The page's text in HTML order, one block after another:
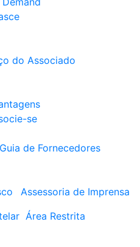
do Associado
se
Guia de Fornecedores
Assessoria de Imprensa
Área Restrita